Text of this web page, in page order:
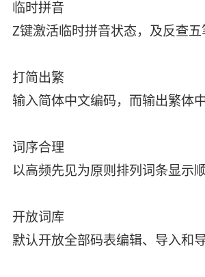
临时拼音
Z键激活临时拼音状态，及反查五
打简出繁
输入简体中文编码，而输出繁体中
词序合理
以高频先见为原则排列词条显示顺
开放词库
默认开放全部码表编辑、导入和导